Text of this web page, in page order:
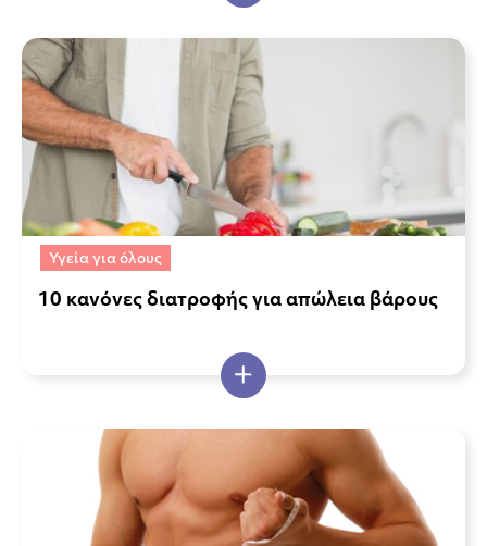
Υγεία για όλους
10 κανόνες διατροφής για απώλεια βάρους